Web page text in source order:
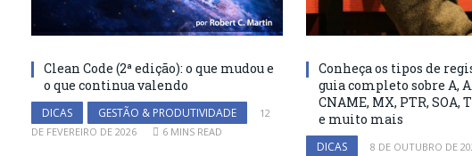
Clean Code (2ª edição): o que mudou e
o que continua valendo
DICAS GESTÃO & PRODUTIVIDADE
12
DE FEVEREIRO DE 2026
6 MINS READ
Conheça os tipos de
guia completo sobre A,
CNAME, MX, PTR, SOA,
e muito mais
DICAS
8 DE OUTUBRO DE